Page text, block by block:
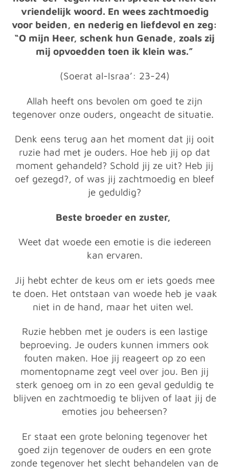
vriendelijk woord. En wees zachtmoedig
voor beiden, en nederig en liefdevol en zeg:
“O mijn Heer, schenk hun Genade, zoals zij
mij opvoedden toen ik klein was.”
(Soerat al-Israa’: 23-24)
Allah heeft ons bevolen om goed te zijn
tegenover onze ouders, ongeacht de situatie.
Denk eens terug aan het moment dat jij ooit
ruzie had met je ouders. Hoe heb jij op dat
moment gehandeld? Schold jij ze uit? Heb jij
oef gezegd?, of was jij zachtmoedig en bleef
je geduldig?
Beste broeder en zuster,
Weet dat woede een emotie is die iedereen
kan ervaren.
Jij hebt echter de keus om er iets goeds mee
te doen. Het ontstaan van woede heb je vaak
niet in de hand, maar het uiten wel.
Ruzie hebben met je ouders is een lastige
beproeving. Je ouders kunnen immers ook
fouten maken. Hoe jij reageert op zo een
momentopname zegt veel over jou. Ben jij
sterk genoeg om in zo een geval geduldig te
blijven en zachtmoedig te blijven of laat jij de
emoties jou beheersen?
Er staat een grote beloning tegenover het
goed zijn tegenover de ouders en een grote
zonde tegenover het slecht behandelen van de